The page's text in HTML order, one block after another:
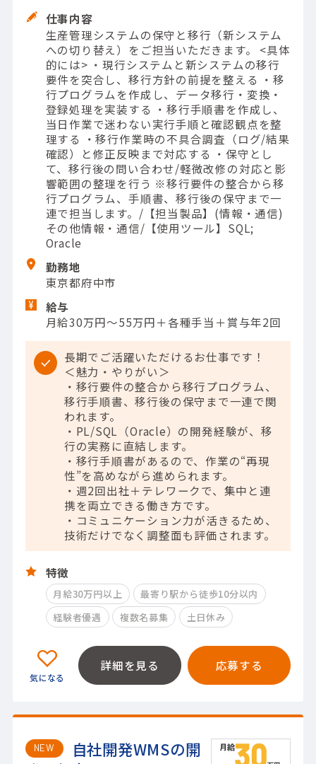
仕事内容
生産管理システムの保守と移行（新システム
への切り替え）をご担当いただきます。 <具体
的には> ・現行システムと新システムの移行
要件を突合し、移行方針の前提を整える ・移
行プログラムを作成し、データ移行・変換・
登録処理を実装する ・移行手順書を作成し、
当日作業で迷わない実行手順と確認観点を整
理する ・移行作業時の不具合調査（ログ/結果
確認）と修正反映まで対応する ・保守とし
て、移行後の問い合わせ/軽微改修の対応と影
響範囲の整理を行う ※移行要件の整合から移
行プログラム、手順書、移行後の保守まで一
連で担当します。/【担当製品】(情報・通信)
その他情報・通信/【使用ツール】SQL;
Oracle
勤務地
東京都府中市
給与
月給30万円～55万円＋各種手当＋賞与年2回
長期でご活躍いただけるお仕事です！
＜魅力・やりがい＞
・移行要件の整合から移行プログラム、
移行手順書、移行後の保守まで一連で関
われます。
・PL/SQL（Oracle）の開発経験が、移
行の実務に直結します。
・移行手順書があるので、作業の“再現
性”を高めながら進められます。
・週2回出社＋テレワークで、集中と連
携を両立できる働き方です。
・コミュニケーション力が活きるため、
技術だけでなく調整面も評価されます。
特徴
月給30万円以上
最寄り駅から徒歩10分以内
経験者優遇
複数名募集 土日休み
詳細を見る 応募する
NEW
自社開発WMSの開